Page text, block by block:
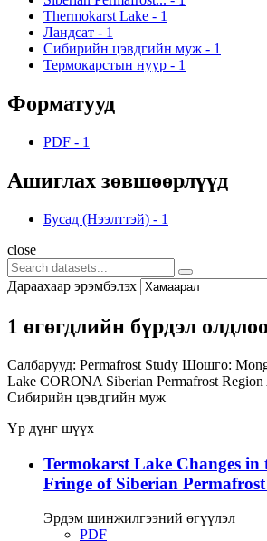
Thermokarst Lake - 1
Ландсат - 1
Сибирийн цэвдгийн муж - 1
Термокарстын нуур - 1
Форматууд
PDF - 1
Ашиглах зөвшөөрлүүд
Бусад (Нээлттэй) - 1
close
Дараахаар эрэмбэлэх
1 өгөгдлийн бүрдэл олдлоо
Салбарууд: Permafrost Study Шошго:
Lake CORONA Siberian Permafrost Region
Сибирийн цэвдгийн муж
Үр дүнг шүүх
Termokarst Lake Changes in
Fringe of Siberian
Эрдэм шинжилгээний өгүүлэл
PDF